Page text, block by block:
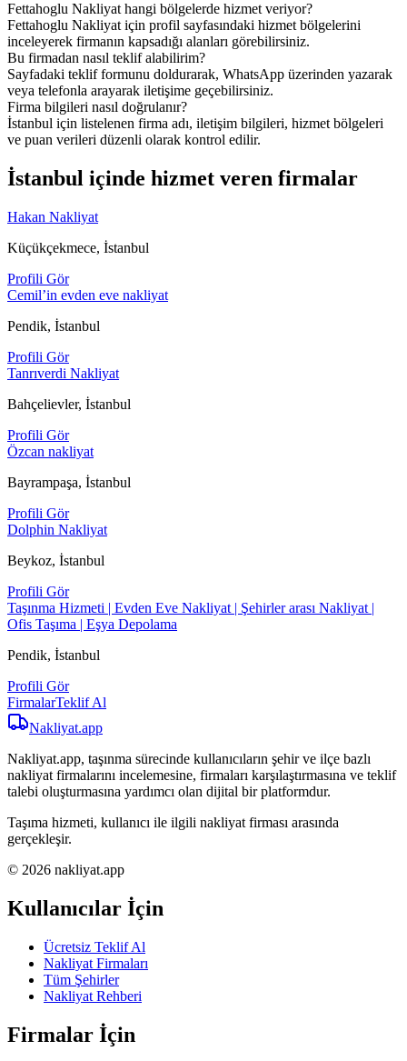
Fettahoglu Nakliyat hangi bölgelerde hizmet veriyor?
Fettahoglu Nakliyat için profil sayfasındaki hizmet bölgelerini
inceleyerek firmanın kapsadığı alanları görebilirsiniz.
Bu firmadan nasıl teklif alabilirim?
Sayfadaki teklif formunu doldurarak, WhatsApp üzerinden yazarak
veya telefonla arayarak iletişime geçebilirsiniz.
Firma bilgileri nasıl doğrulanır?
İstanbul için listelenen firma adı, iletişim bilgileri, hizmet bölgeleri
ve puan verileri düzenli olarak kontrol edilir.
İstanbul içinde hizmet veren firmalar
Hakan Nakliyat
Küçükçekmece, İstanbul
Profili Gör
Cemil’in evden eve nakliyat
Pendik, İstanbul
Profili Gör
Tanrıverdi Nakliyat
Bahçelievler, İstanbul
Profili Gör
Özcan nakliyat
Bayrampaşa, İstanbul
Profili Gör
Dolphin Nakliyat
Beykoz, İstanbul
Profili Gör
Taşınma Hizmeti | Evden Eve Nakliyat | Şehirler arası Nakliyat |
Ofis Taşıma | Eşya Depolama
Pendik, İstanbul
Profili Gör
FirmalarTeklif Al
Nakliyat.app
Nakliyat.app, taşınma sürecinde kullanıcıların şehir ve ilçe bazlı
nakliyat firmalarını incelemesine, firmaları karşılaştırmasına ve teklif
talebi oluşturmasına yardımcı olan dijital bir platformdur.
Taşıma hizmeti, kullanıcı ile ilgili nakliyat firması arasında
gerçekleşir.
© 2026 nakliyat.app
Kullanıcılar İçin
Ücretsiz Teklif Al
Nakliyat Firmaları
Tüm Şehirler
Nakliyat Rehberi
Firmalar İçin